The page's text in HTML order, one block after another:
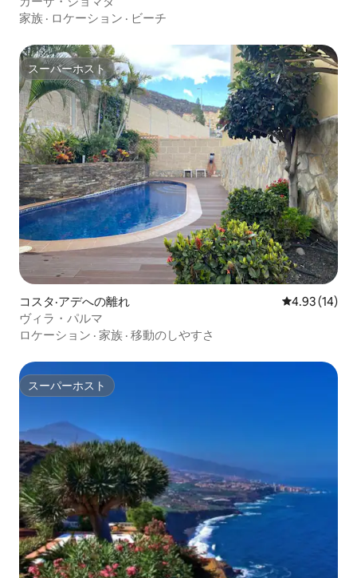
家族 · ロケーション · ビーチ
スーパーホスト
スーパーホスト
コスタ·アデへの離れ レビュー14
4.93 (14)
ヴィラ・パルマ
ロケーション · 家族 · 移動のしやすさ
スーパーホスト
スーパーホスト